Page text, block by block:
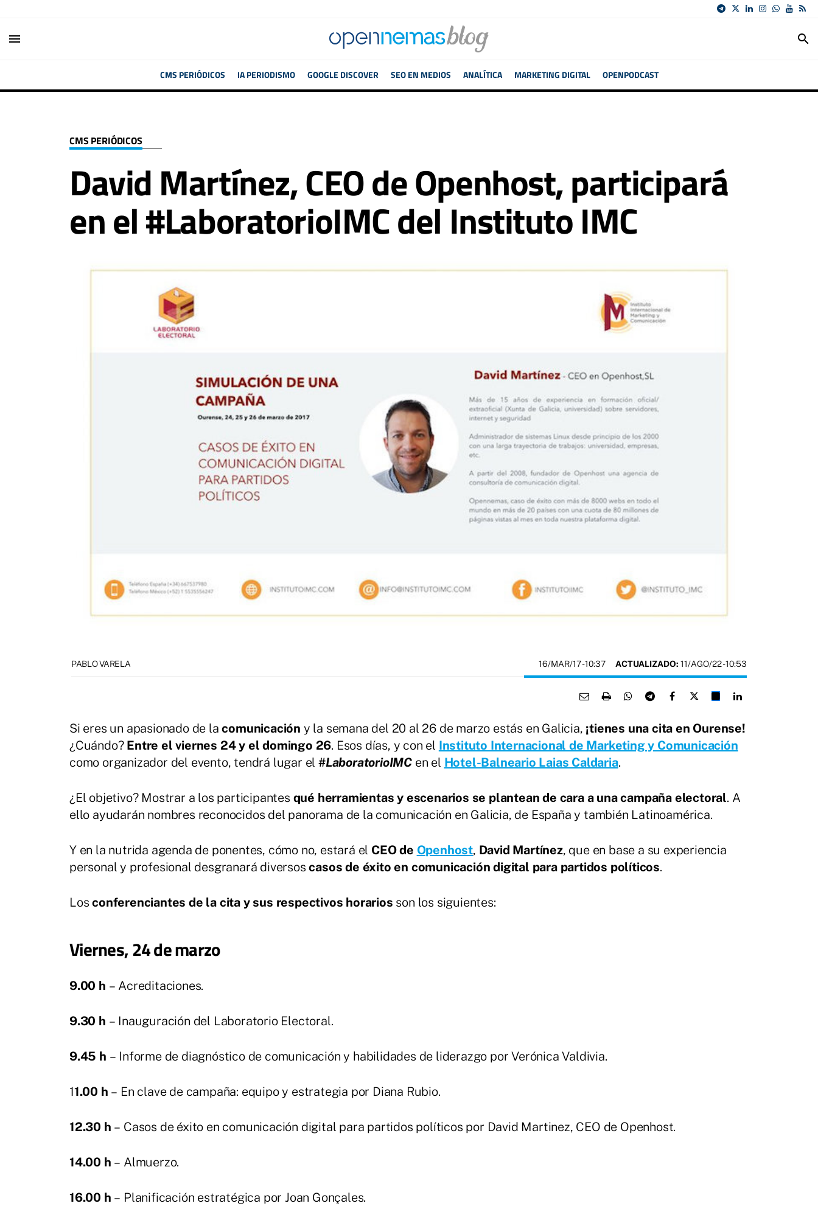
menu search
CMS PERIÓDICOS IA PERIODISMO GOOGLE DISCOVER SEO EN MEDIOS ANALÍTICA MARKETING DIGITAL OPENPODCAST
CMS PERIÓDICOS
David Martínez, CEO de Openhost, participará
en el #LaboratorioIMC del Instituto IMC
PABLO VARELA 16/MAR/17- 10:37 ACTUALIZADO: 11/AGO/22 - 10:53
Si eres un apasionado de lacomunicación y la semana del 20 al 26 de marzo estás en Galicia, ¡tienes una cita en Ourense!
¿Cuándo? Entre el viernes 24 y el domingo 26. Esos días, y con el Instituto Internacional de Marketing y Comunicación
como organizador del evento, tendrá lugar el #LaboratorioIMC en el Hotel-Balneario Laias Caldaria.
¿El objetivo? Mostrar a los participantes qué herramientas y escenarios se plantean de cara a una campaña electoral. A
ello ayudarán nombres reconocidos del panorama de la comunicación en Galicia, de España y también Latinoamérica.
Y en la nutrida agenda de ponentes, cómo no, estará el CEO de Openhost, David Martínez, que en base a su experiencia
personal y profesional desgranará diversoscasos de éxito en comunicación digital para partidos políticos.
Losconferenciantes de la cita y sus respectivos horarios son los siguientes:
Viernes, 24 de marzo
9.00 h – Acreditaciones.
9.30 h – Inauguración del Laboratorio Electoral.
9.45 h – Informe de diagnóstico de comunicación y habilidades de liderazgo por Verónica Valdivia.
11.00 h – En clave de campaña: equipo y estrategia por Diana Rubio.
12.30 h – Casos de éxito en comunicación digital para partidos políticos por David Martinez, CEO de Openhost.
14.00 h – Almuerzo.
16.00 h – Planificación estratégica por Joan Gonçales.